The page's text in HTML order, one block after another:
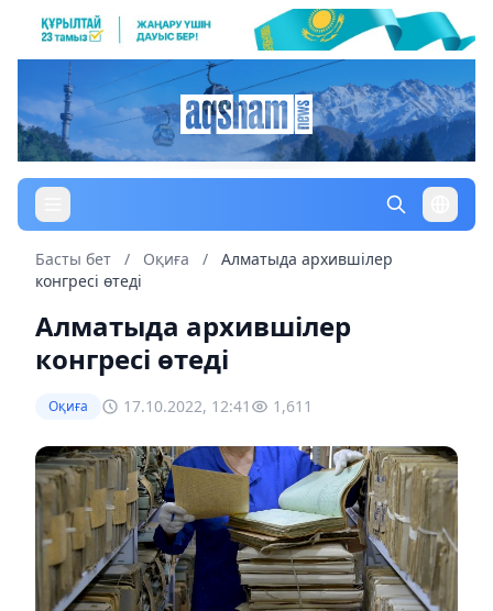
Басты бет / Оқиға /
Алматыда архившілер
конгресі өтеді
Алматыда архившілер
конгресі өтеді
Оқиға 17.10.2022, 12:41 1,611